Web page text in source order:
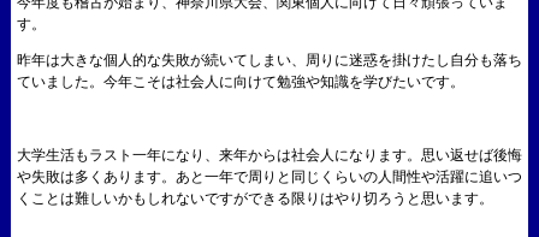
す。
昨年は大きな個人的な失敗が続いてしまい、周りに迷惑を掛けたし自分も落ち
ていました。今年こそは社会人に向けて勉強や知識を学びたいです。
大学生活もラスト一年になり、来年からは社会人になります。思い返せば後悔
や失敗は多くあります。あと一年で周りと同じくらいの人間性や活躍に追いつ
くことは難しいかもしれないですができる限りはやり切ろうと思います。